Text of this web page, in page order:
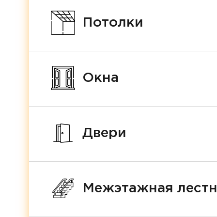
Потолки
Окна
Двери
Межэтажная